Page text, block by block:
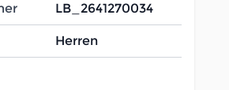
LB_2641270034
Herren